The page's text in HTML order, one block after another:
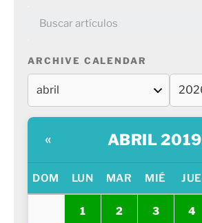
ARCHIVE CALENDAR
« ABRIL 2019
DOM LUN MAR MIÉ JUE
1 2 3 4